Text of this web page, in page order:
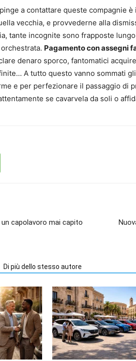
a contattare queste compagnie
vecchia, e provvederne alla
tante incognite sono frapposte
Pagamento con assegni
denaro sporco, fantomatici
A tutto questo vanno sommati gli
e per perfezionare il passaggio di
se cavarvela da soli o
capolavoro mai capito
Di più dello stesso autore